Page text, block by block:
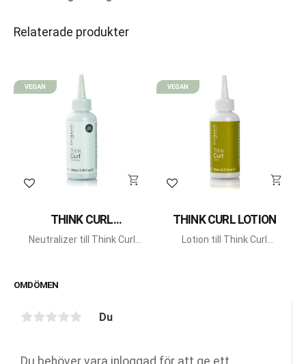
OMDÖMEN
Du
Relaterade produkter
Lägg till i favoriter
THINK CURL
NEUTRALIZER
Neutralizer till Think Curl
VEGAN
Lägg till i favoriter
THINK CURL LOTION
Lotion till Think Curl
VEGAN